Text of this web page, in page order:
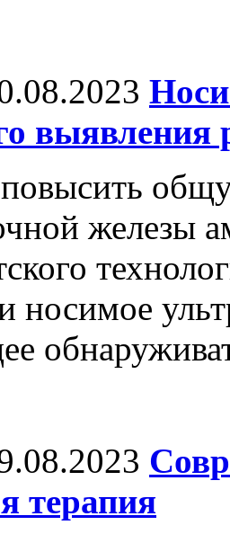
выявления
железы
носимое
терапия